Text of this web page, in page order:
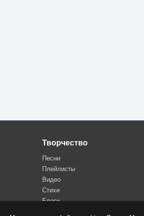
Творчество
Песни
Плейлисты
Видео
Стихи
Блоги